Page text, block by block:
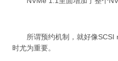
所谓预约机制，就好像SCSI
时尤为重要。